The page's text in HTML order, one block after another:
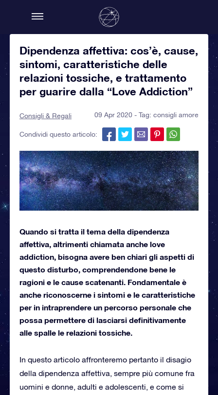
Dipendenza affettiva: cos’è, cause,
sintomi, caratteristiche delle
relazioni tossiche, e trattamento
per guarire dalla “Love Addiction”
Consigli & Regali 09 Apr 2020 - Tag: consigli amore
Condividi questo articolo:
Quando si tratta il tema della dipendenza
affettiva, altrimenti chiamata anche love
addiction, bisogna avere ben chiari gli aspetti di
questo disturbo, comprendendone bene le
ragioni e le cause scatenanti. Fondamentale è
anche riconoscerne i sintomi e le caratteristiche
per in intraprendere un percorso personale che
possa permettere di lasciarsi definitivamente
alle spalle le relazioni tossiche.
In questo articolo affronteremo pertanto il disagio
della dipendenza affettiva, sempre più comune fra
uomini e donne, adulti e adolescenti, e come si